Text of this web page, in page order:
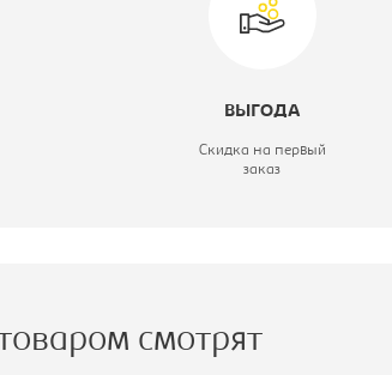
ВЫГОДА
Скидка на первый
заказ
смотрят